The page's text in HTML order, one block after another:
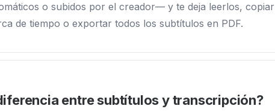
o subidos por el creador— y te deja leerlos,
de tiempo o exportar todos los subtítulos en PDF.
entre subtítulos y transcripción?